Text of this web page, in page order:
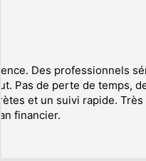
Franchement au top !
et surtout toujours
questions. Ça change
recommande à 100 %.